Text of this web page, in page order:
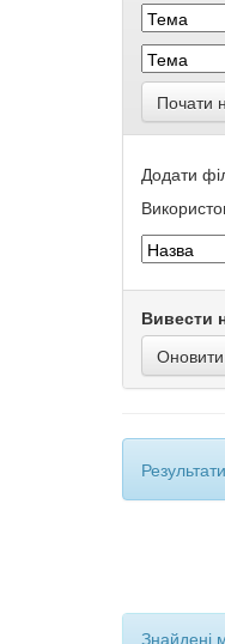
Почати
Додати
Вивести
Знайдені